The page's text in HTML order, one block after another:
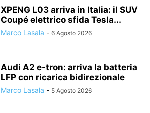
XPENG L03 arriva in Italia: il SUV
Coupé elettrico sfida Tesla...
Marco Lasala - 6 Agosto 2026
Audi A2 e-tron: arriva la batteria
LFP con ricarica bidirezionale
Marco Lasala - 5 Agosto 2026